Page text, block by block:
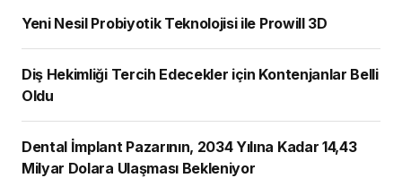
Yeni Nesil Probiyotik Teknolojisi ile Prowill 3D
Diş Hekimliği Tercih Edecekler için Kontenjanlar Belli
Oldu
Dental İmplant Pazarının, 2034 Yılına Kadar 14,43
Milyar Dolara Ulaşması Bekleniyor